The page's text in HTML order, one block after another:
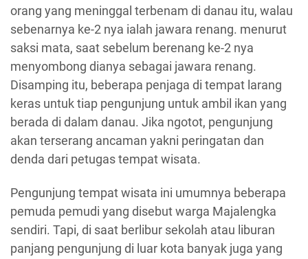
orang yang meninggal terbenam di danau itu, walau
sebenarnya ke-2 nya ialah jawara renang. menurut
saksi mata, saat sebelum berenang ke-2 nya
menyombong dianya sebagai jawara renang.
Disamping itu, beberapa penjaga di tempat larang
keras untuk tiap pengunjung untuk ambil ikan yang
berada di dalam danau. Jika ngotot, pengunjung
akan terserang ancaman yakni peringatan dan
denda dari petugas tempat wisata.
Pengunjung tempat wisata ini umumnya beberapa
pemuda pemudi yang disebut warga Majalengka
sendiri. Tapi, di saat berlibur sekolah atau liburan
panjang pengunjung di luar kota banyak juga yang